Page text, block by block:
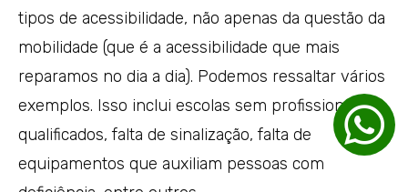
tipos de acessibilidade, não apenas da questão da
mobilidade (que é a acessibilidade que mais
reparamos no dia a dia). Podemos ressaltar vários
exemplos. Isso inclui escolas sem profissionais
qualificados, falta de sinalização, falta de
equipamentos que auxiliam pessoas com